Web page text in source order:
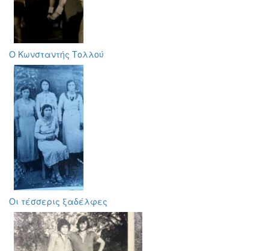
Ο Κωνσταντής Τολλού
Οι τέσσερις ξαδέλφες